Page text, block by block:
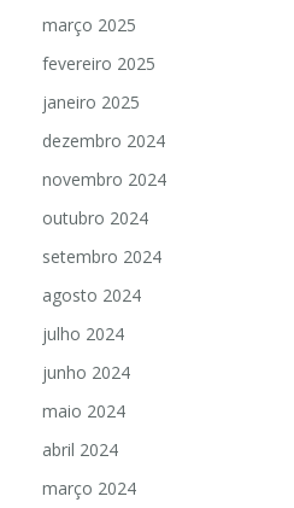
março 2025
fevereiro 2025
janeiro 2025
dezembro 2024
novembro 2024
outubro 2024
setembro 2024
agosto 2024
julho 2024
junho 2024
maio 2024
abril 2024
março 2024